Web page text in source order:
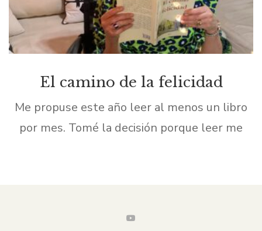
El camino de la felicidad
Me propuse este año leer al menos un libro
por mes. Tomé la decisión porque leer me